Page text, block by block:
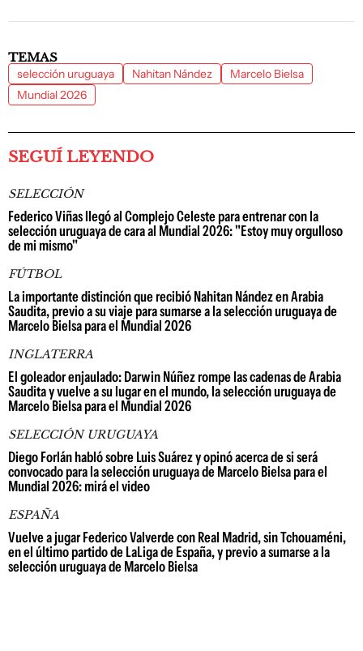
TEMAS
selección uruguaya Nahitan Nández
Marcelo Bielsa
Mundial 2026
SEGUÍ LEYENDO
SELECCIÓN
Federico Viñas llegó al Complejo Celeste para entrenar con la
selección uruguaya de cara al Mundial 2026: "Estoy muy orgulloso
de mi mismo"
FÚTBOL
La importante distinción que recibió Nahitan Nández en Arabia
Saudita, previo a su viaje para sumarse a la selección uruguaya de
Marcelo Bielsa para el Mundial 2026
INGLATERRA
El goleador enjaulado: Darwin Núñez rompe las cadenas de Arabia
Saudita y vuelve a su lugar en el mundo, la selección uruguaya de
Marcelo Bielsa para el Mundial 2026
SELECCIÓN URUGUAYA
Diego Forlán habló sobre Luis Suárez y opinó acerca de si será
convocado para la selección uruguaya de Marcelo Bielsa para el
Mundial 2026: mirá el video
ESPAÑA
Vuelve a jugar Federico Valverde con Real Madrid, sin Tchouaméni,
en el último partido de LaLiga de España, y previo a sumarse a la
selección uruguaya de Marcelo Bielsa